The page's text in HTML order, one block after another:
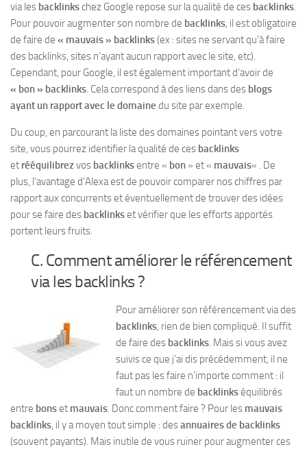
via les backlinkschez Google repose sur la qualité de ces backlinks.
Pour pouvoir augmenter son nombre de backlinks, il est obligatoire
de faire de « mauvais » backlinks(ex : sites ne servant qu’à faire
des backlinks, sites n’ayant aucun rapport avec le site, etc).
Cependant, pour Google, il est également important d’avoir de
« bon » backlinks. Cela correspond à des liens dans des blogs
ayant un rapport avec le domaine du site par exemple.
Du coup, en parcourant la liste des domaines pointant vers votre
site, vous pourrez identifier la qualité de ces backlinks
et rééquilibrezvos backlinksentre « bon » et « mauvais« . De
plus, l’avantage d’Alexa est de pouvoir comparer nos chiffres par
rapport aux concurrents et éventuellement de trouver des idées
pour se faire des backlinkset vérifier que les efforts apportés
portent leurs fruits.
C. Comment améliorer le référencement
via les backlinks ?
Pour améliorer son référencement via des
backlinks, rien de bien compliqué. Il suffit
de faire des backlinks. Mais si vous avez
suivis ce que j’ai dis précédemment, il ne
faut pas les faire n’importe comment : il
faut un nombre de backlinkséquilibrés
entre bonset mauvais. Donc comment faire ? Pour les mauvais
backlinks, il y a moyen tout simple : desannuaires de backlinks
(souvent payants). Mais inutile de vous ruiner pour augmenter ces